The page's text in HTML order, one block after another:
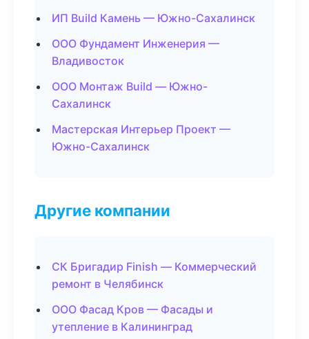
ИП Build Камень — Южно-Сахалинск
ООО Фундамент Инженерия —
Владивосток
ООО Монтаж Build — Южно-
Сахалинск
Мастерская Интерьер Проект —
Южно-Сахалинск
Другие компании
СК Бригадир Finish — Коммерческий
ремонт в Челябинск
ООО Фасад Кров — Фасады и
утепление в Калининград